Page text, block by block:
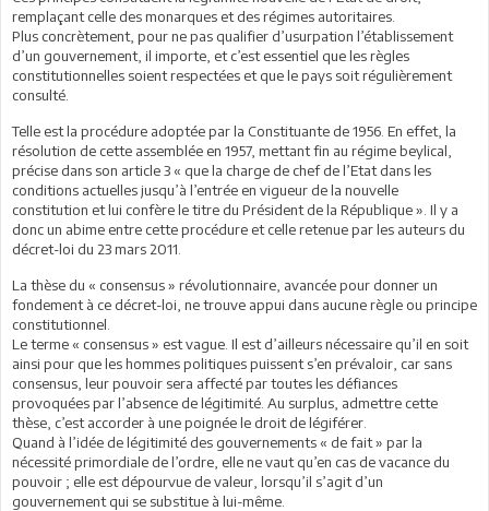
remplaçant celle des monarques et des régimes autoritaires.
Plus concrètement, pour ne pas qualifier d’usurpation l’établissement
d’un gouvernement, il importe, et c’est essentiel que les règles
constitutionnelles soient respectées et que le pays soit régulièrement
consulté.
Telle est la procédure adoptée par la Constituante de 1956. En effet, la
résolution de cette assemblée en 1957, mettant fin au régime beylical,
précise dans son article 3 « que la charge de chef de l’Etat dans les
conditions actuelles jusqu’à l’entrée en vigueur de la nouvelle
constitution et lui confère le titre du Président de la République ». Il y a
donc un abime entre cette procédure et celle retenue par les auteurs du
décret-loi du 23 mars 2011.
La thèse du « consensus » révolutionnaire, avancée pour donner un
fondement à ce décret-loi, ne trouve appui dans aucune règle ou principe
constitutionnel.
Le terme « consensus » est vague. Il est d’ailleurs nécessaire qu’il en soit
ainsi pour que les hommes politiques puissent s’en prévaloir, car sans
consensus, leur pouvoir sera affecté par toutes les défiances
provoquées par l’absence de légitimité. Au surplus, admettre cette
thèse, c’est accorder à une poignée le droit de légiférer.
Quand à l’idée de légitimité des gouvernements « de fait » par la
nécessité primordiale de l’ordre, elle ne vaut qu’en cas de vacance du
pouvoir ; elle est dépourvue de valeur, lorsqu’il s’agit d’un
gouvernement qui se substitue à lui-même.